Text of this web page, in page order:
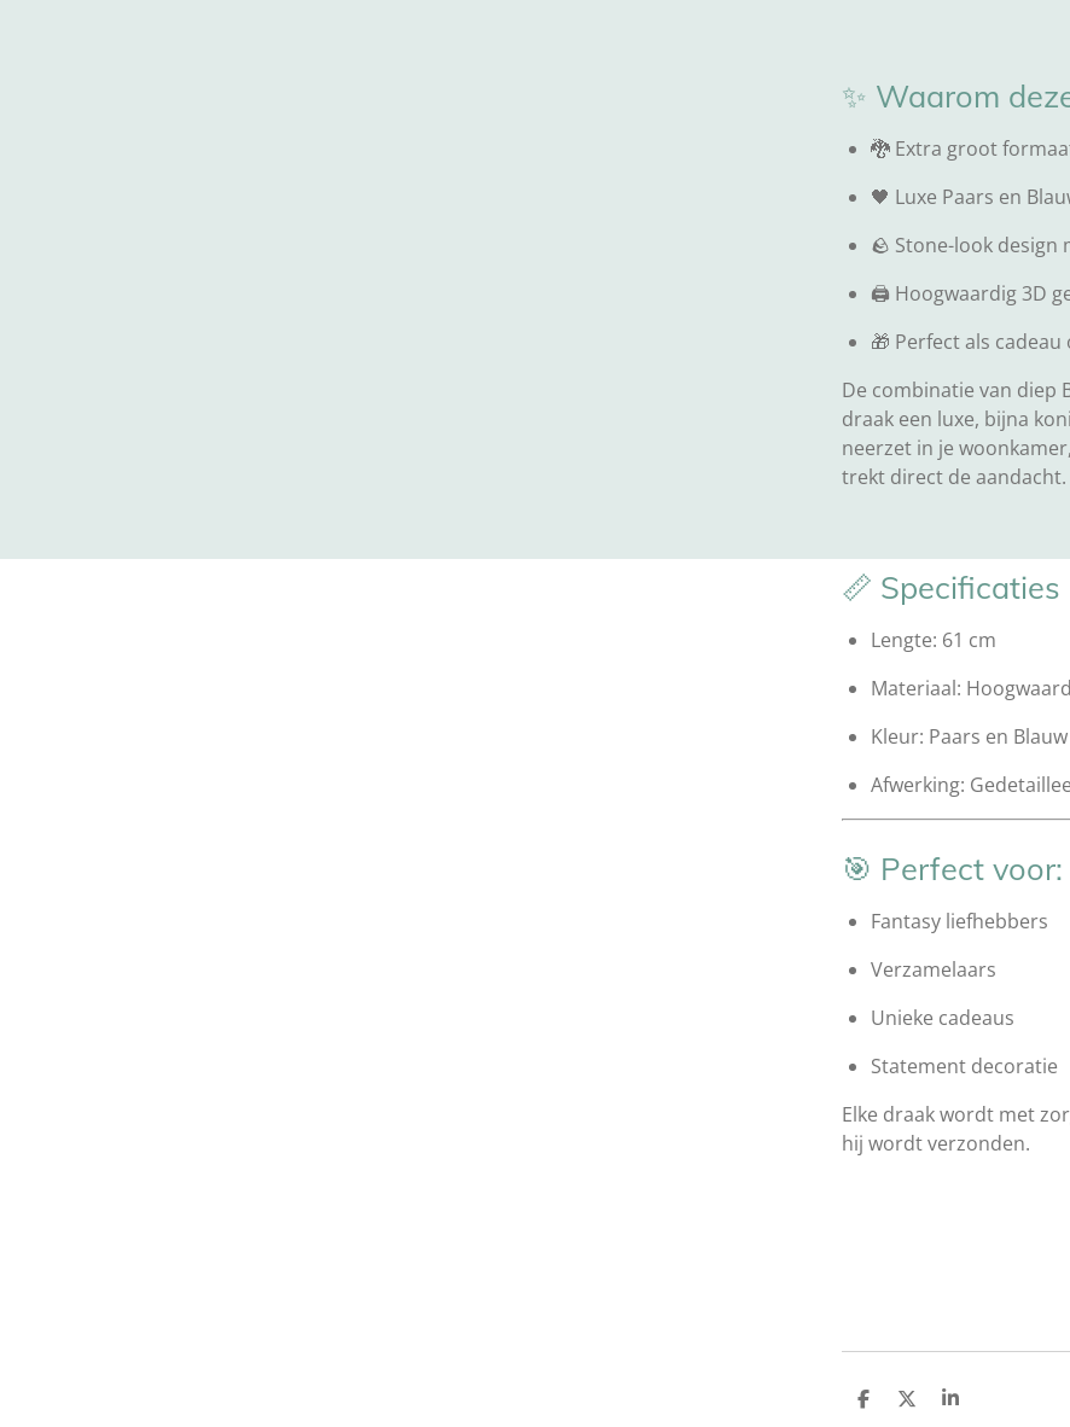
✨ Waarom
🐉 Extra groot
🖤 Luxe Paars en
🪨 Stone-look design
🖨️ Hoogwaardig 3D
🎁 Perfect als
De combinatie van diep
draak een luxe, bijna
neerzet in je
trekt direct de aandacht.
📏 Specificaties
Lengte: 61 cm
Materiaal:
Kleur: Paars en
Afwerking:
🎯 Perfect voor:
Fantasy liefhebbers
Verzamelaars
Unieke cadeaus
Statement decoratie
Elke draak wordt met
hij wordt verzonden.
D
D
S